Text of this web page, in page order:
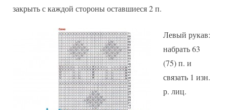
закрыть с каждой стороны оставшиеся 2 п.
Левый рукав:
набрать 63
(75) п. и
связать 1 изн.
р. лиц.